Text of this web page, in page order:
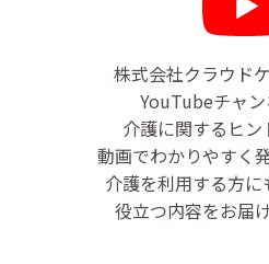
株式会社クラウド
YouTubeチャン
介護に関するヒン
動画でわかりやすく
介護を利用する方に
役立つ内容をお届